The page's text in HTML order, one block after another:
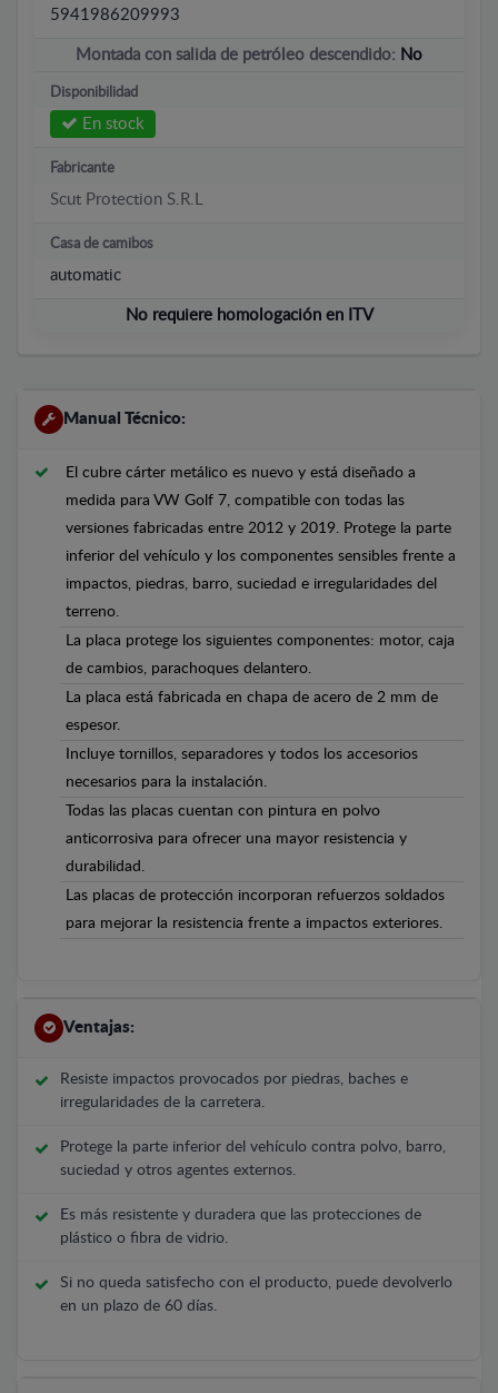
5941986209993
Montada con salida de petróleo descendido: No
Disponibilidad
En stock
Fabricante
Scut Protection S.R.L
Casa de camibos
automatic
No requiere homologación en ITV
Manual Técnico:
El cubre cárter metálico es nuevo y está diseñado a
medida para VW Golf 7, compatible con todas las
versiones fabricadas entre 2012 y 2019. Protege la parte
inferior del vehículo y los componentes sensibles frente a
impactos, piedras, barro, suciedad e irregularidades del
terreno.
La placa protege los siguientes componentes: motor, caja
de cambios, parachoques delantero.
La placa está fabricada en chapa de acero de 2 mm de
espesor.
Incluye tornillos, separadores y todos los accesorios
necesarios para la instalación.
Todas las placas cuentan con pintura en polvo
anticorrosiva para ofrecer una mayor resistencia y
durabilidad.
Las placas de protección incorporan refuerzos soldados
para mejorar la resistencia frente a impactos exteriores.
Ventajas:
Resiste impactos provocados por piedras, baches e
irregularidades de la carretera.
Protege la parte inferior del vehículo contra polvo, barro,
suciedad y otros agentes externos.
Es más resistente y duradera que las protecciones de
plástico o fibra de vidrio.
Si no queda satisfecho con el producto, puede devolverlo
en un plazo de 60 días.